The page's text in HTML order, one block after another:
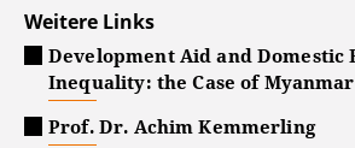
Weitere Links
Development Aid and Domestic
Inequality: the Case of Myanmar
Prof. Dr. Achim Kemmerling